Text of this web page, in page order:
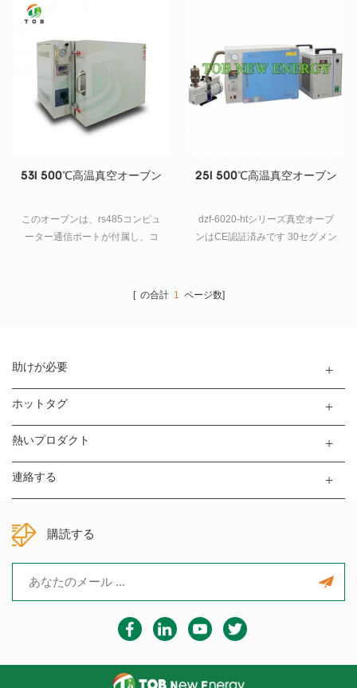
53l 500℃高温真空オーブン
このオーブンは、rs485コンピュ
ーター通信ポートが付属し、コ
25l 500℃高温真空オーブン
dzf-6020-htシリーズ真空オーブ
ンはCE認証済みです 30セグメン
ン。オプションの温度均一性を
[ の合計 1 ページ数]
助けが必要
ホットタグ
熱いプロダクト
連絡する
購読する